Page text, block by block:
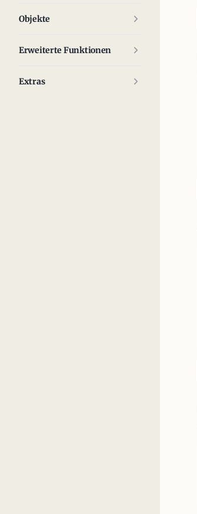
Objekte
Erweiterte Funktionen
Extras